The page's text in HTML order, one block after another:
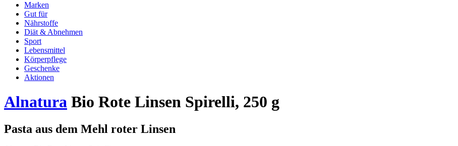
Marken
Gut für
Nährstoffe
Diät & Abnehmen
Sport
Lebensmittel
Körperpflege
Geschenke
Aktionen
Alnatura Bio Rote Linsen Spirelli, 250 g
Pasta aus dem Mehl roter Linsen